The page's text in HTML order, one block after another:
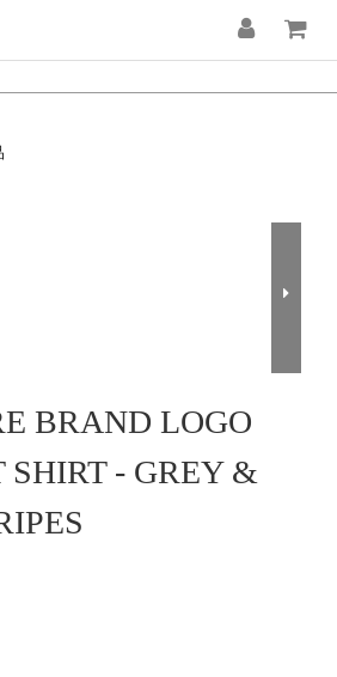
BRAND LOGO
SHIRT - GREY &